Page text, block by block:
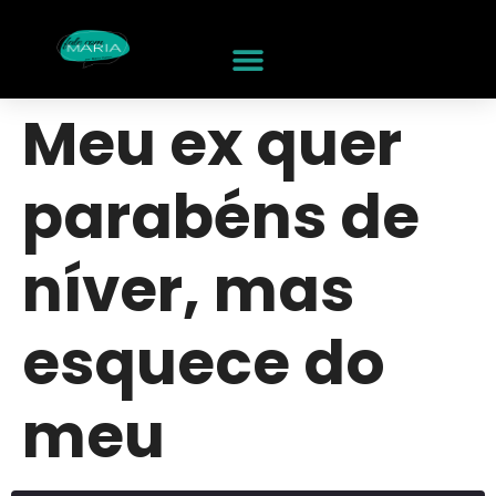
Meu ex quer
parabéns de
níver, mas
esquece do
meu